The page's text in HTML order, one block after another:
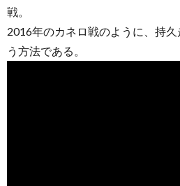
戦。
2016年のカネロ戦のように、持
う方法である。